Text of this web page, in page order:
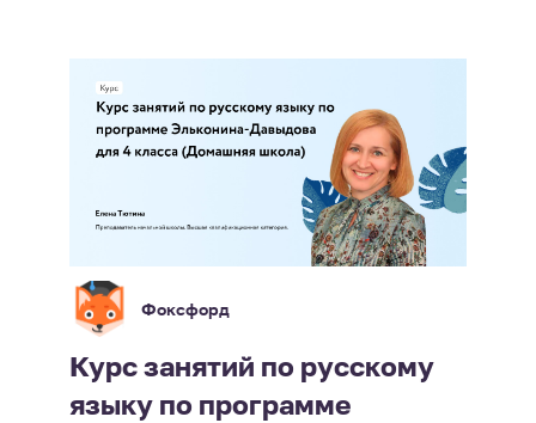
Фоксфорд
Курс занятий по русскому
языку по программе